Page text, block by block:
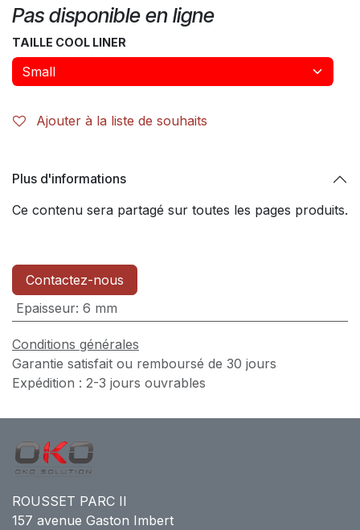
Pas disponible en ligne
TAILLE COOL LINER
Ajouter à la liste de souhaits
Plus d'informations
Ce contenu sera partagé sur toutes les pages produits.
Contactez-nous
Epaisseur: 6 mm
Conditions générales
Garantie satisfait ou remboursé de 30 jours
Expédition : 2-3 jours ouvrables
ROUSSET PARC II
157 avenue Gaston Imbert